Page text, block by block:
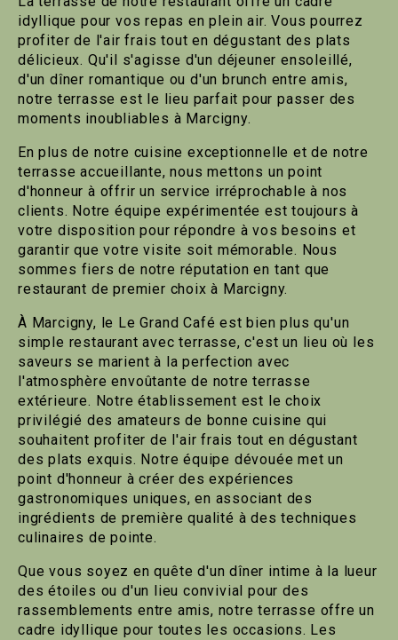
idyllique pour vos repas en plein air. Vous pourrez
profiter de l'air frais tout en dégustant des plats
délicieux. Qu'il s'agisse d'un déjeuner ensoleillé,
d'un dîner romantique ou d'un brunch entre amis,
notre terrasse est le lieu parfait pour passer des
moments inoubliables à Marcigny.
En plus de notre cuisine exceptionnelle et de notre
terrasse accueillante, nous mettons un point
d'honneur à offrir un service irréprochable à nos
clients. Notre équipe expérimentée est toujours à
votre disposition pour répondre à vos besoins et
garantir que votre visite soit mémorable. Nous
sommes fiers de notre réputation en tant que
restaurant de premier choix à Marcigny.
À Marcigny, le Le Grand Café est bien plus qu'un
simple restaurant avec terrasse, c'est un lieu où les
saveurs se marient à la perfection avec
l'atmosphère envoûtante de notre terrasse
extérieure. Notre établissement est le choix
privilégié des amateurs de bonne cuisine qui
souhaitent profiter de l'air frais tout en dégustant
des plats exquis. Notre équipe dévouée met un
point d'honneur à créer des expériences
gastronomiques uniques, en associant des
ingrédients de première qualité à des techniques
culinaires de pointe.
Que vous soyez en quête d'un dîner intime à la lueur
des étoiles ou d'un lieu convivial pour des
rassemblements entre amis, notre terrasse offre un
cadre idyllique pour toutes les occasions. Les